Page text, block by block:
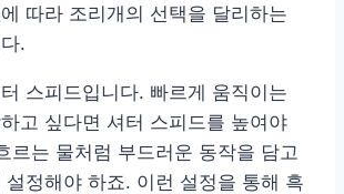
따라 조리개의 선택을 달리하는
.
스피드입니다. 빠르게 움직이는
고 싶다면 셔터 스피드를 높여야
르는 물처럼 부드러운 동작을 담고
설정해야 하죠. 이런 설정을 통해 흑